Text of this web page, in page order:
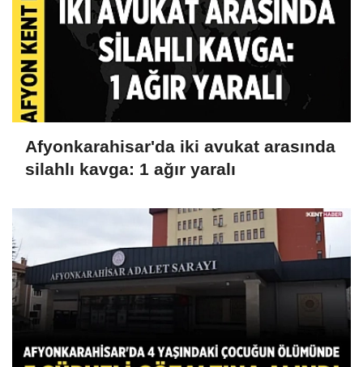
Afyonkarahisar'da iki avukat arasında
silahlı kavga: 1 ağır yaralı